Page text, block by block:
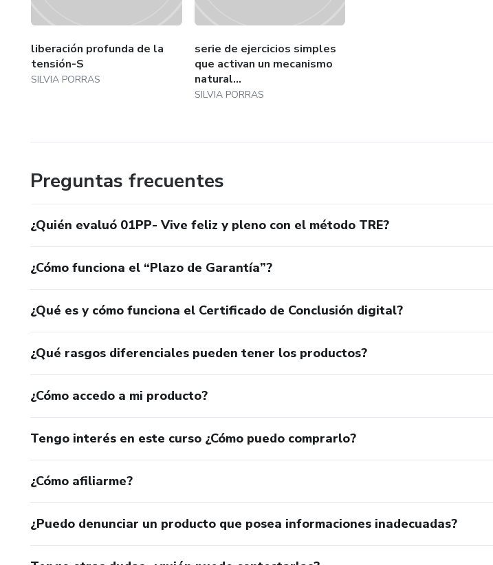
""Se feliz y pleno TRE"" es ideal para cualquier persona que busque
efectiva y natural para manejar el estrés y mejorar su bienestar
experiencia previa, solo el deseo de transformar tu vida.
liberación profunda de la
tensión-S
SILVIA PORRAS
serie de ejercicios simples
que activan un mecanismo
natural...
SILVIA PORRAS
Preguntas frecuentes
¿Quién evaluó 01PP- Vive feliz y pleno con el método TRE?
¿Cómo funciona el “Plazo de Garantía”?
¿Qué es y cómo funciona el Certificado de Conclusión digital?
¿Qué rasgos diferenciales pueden tener los productos?
¿Cómo accedo a mi producto?
Tengo interés en este curso ¿Cómo puedo comprarlo?
¿Cómo afiliarme?
¿Puedo denunciar un producto que posea informaciones inadecuadas?